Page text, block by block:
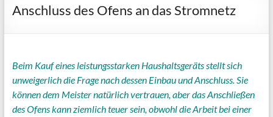
Anschluss des Ofens an das Stromnetz
Beim Kauf eines leistungsstarken Haushaltsgeräts stellt sich
unweigerlich die Frage nach dessen Einbau und Anschluss. Sie
können dem Meister natürlich vertrauen, aber das Anschließen
des Ofens kann ziemlich teuer sein, obwohl die Arbeit bei einer